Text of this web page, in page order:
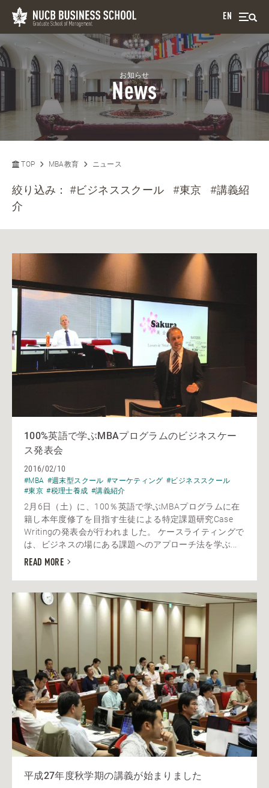
EN
お知らせ
News
TOP MBA教育 ニュース
絞り込み：#ビジネススクール #東京
#講義紹
介
100%英語で学ぶMBAプログラムのビジネスケー
ス発表会
2016/02/10
#MBA #週末型スクール #マーケティング #ビジネススクール
#東京 #税理士養成 #講義紹介
2月6日（土）に、100％英語で学ぶMBAプログラムに在
籍し本年度修了を目指す生徒による特定課題研究Case
Writingの発表会が行われました。 ケースライティングで
は、ビジネスの場にある課題へのアプローチ法を学ぶ...
READ MORE
平成27年度秋学期の講義が始まりました